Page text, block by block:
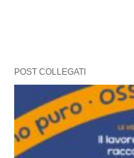
POST COLLEGATI